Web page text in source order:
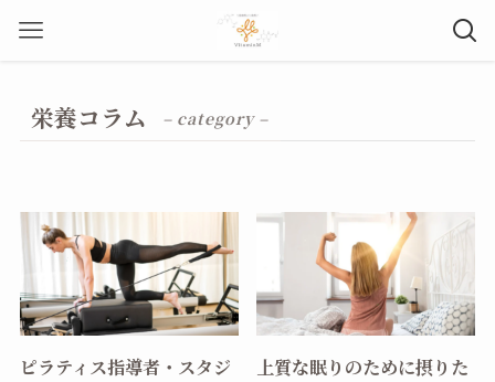
栄養コラム – category –
ピラティス指導者・スタジ
上質な眠りのために摂りた